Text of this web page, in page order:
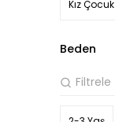
Kız Çocuk
Beden